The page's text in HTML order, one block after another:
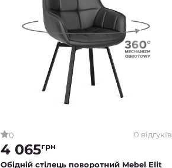
0 0 відгуків
4 065грн
Обідній стілець поворотний Mebel Elit